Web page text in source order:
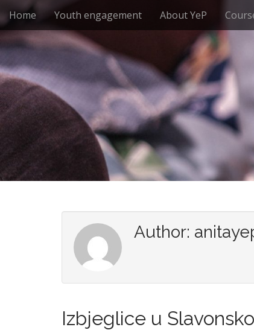
M
a
n
m
e
n
u
i
p
o
c
o
n
t
Home Youth engagement About YeP
Author:
Izbjeglice u